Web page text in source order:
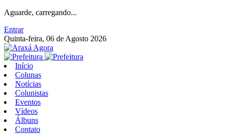
Aguarde, carregando...
Entrar
Quinta-feira, 06 de Agosto 2026
Início
Colunas
Notícias
Colunistas
Eventos
Vídeos
Álbuns
Contato